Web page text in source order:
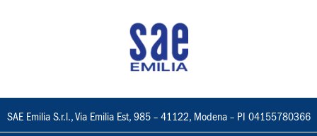
SAE Emilia S.r.l., Via Emilia Est, 985 – 41122, Modena – PI 04155780366